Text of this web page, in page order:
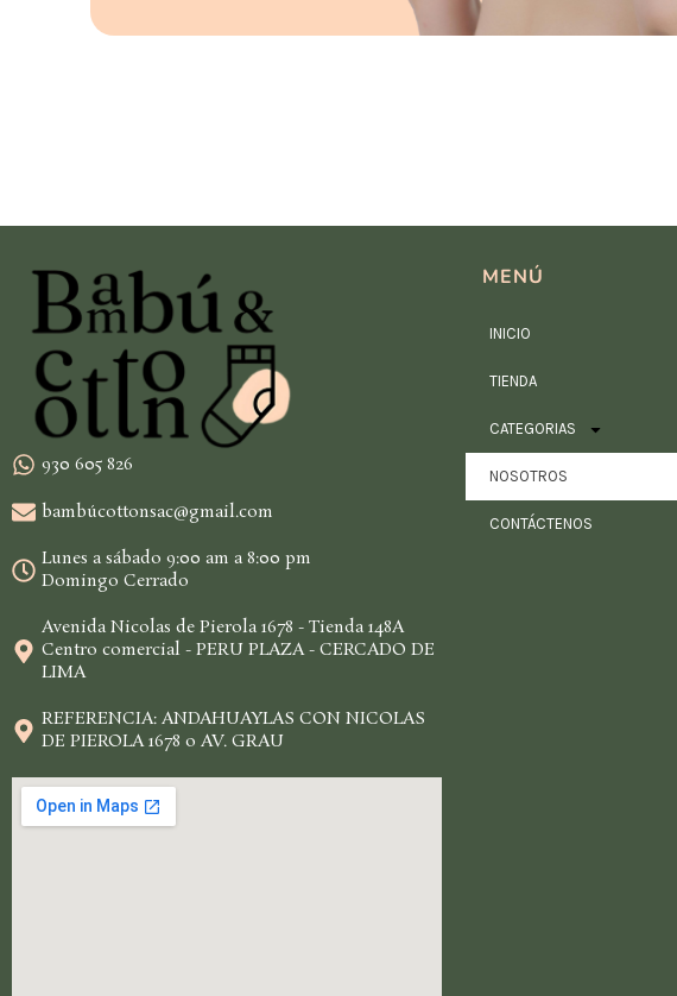
930 605 826
bambúcottonsac@gmail.com
Lunes a sábado 9:00 am a 8:00 pm
Domingo Cerrado
Avenida Nicolas de Pierola 1678 - Tienda 148A
Centro comercial - PERU PLAZA - CERCADO DE
LIMA
REFERENCIA: ANDAHUAYLAS CON NICOLAS
DE PIEROLA 1678 o AV. GRAU
MENÚ
INICIO
TIENDA
CATEGORIAS
NOSOTROS
CONTÁCTENOS